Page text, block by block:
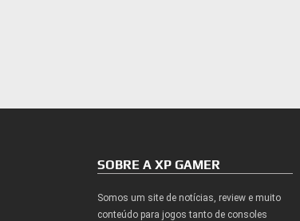
SOBRE A XP GAMER
Somos um site de notícias, review e muito
conteúdo para jogos tanto de consoles